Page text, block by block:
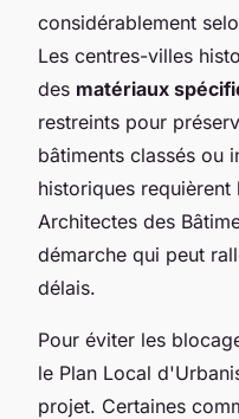
considérablement
Les centres-villes
des matériaux
restreints pour
bâtiments classés ou
historiques
Architectes des
démarche qui peut
délais.
Pour éviter les
le Plan Local
projet. Certaines